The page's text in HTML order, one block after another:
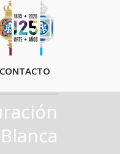
CONTACTO